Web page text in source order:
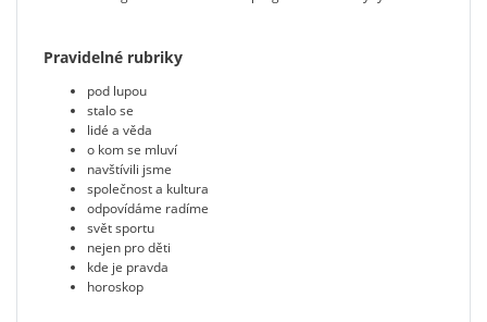
Pravidelné rubriky
pod lupou
stalo se
lidé a věda
o kom se mluví
navštívili jsme
společnost a kultura
odpovídáme radíme
svět sportu
nejen pro děti
kde je pravda
horoskop